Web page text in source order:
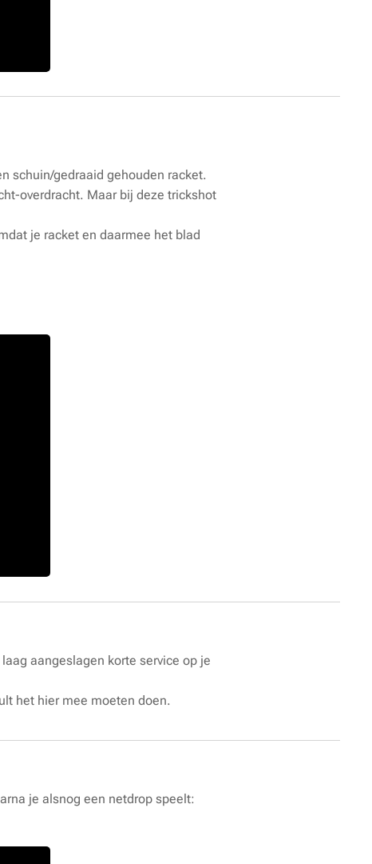
schuin/gedraaid gehouden racket.
overdracht. Maar bij deze trickshot
je racket en daarmee het blad
aangeslagen korte service op je
het hier mee moeten doen.
je alsnog een netdrop speelt: